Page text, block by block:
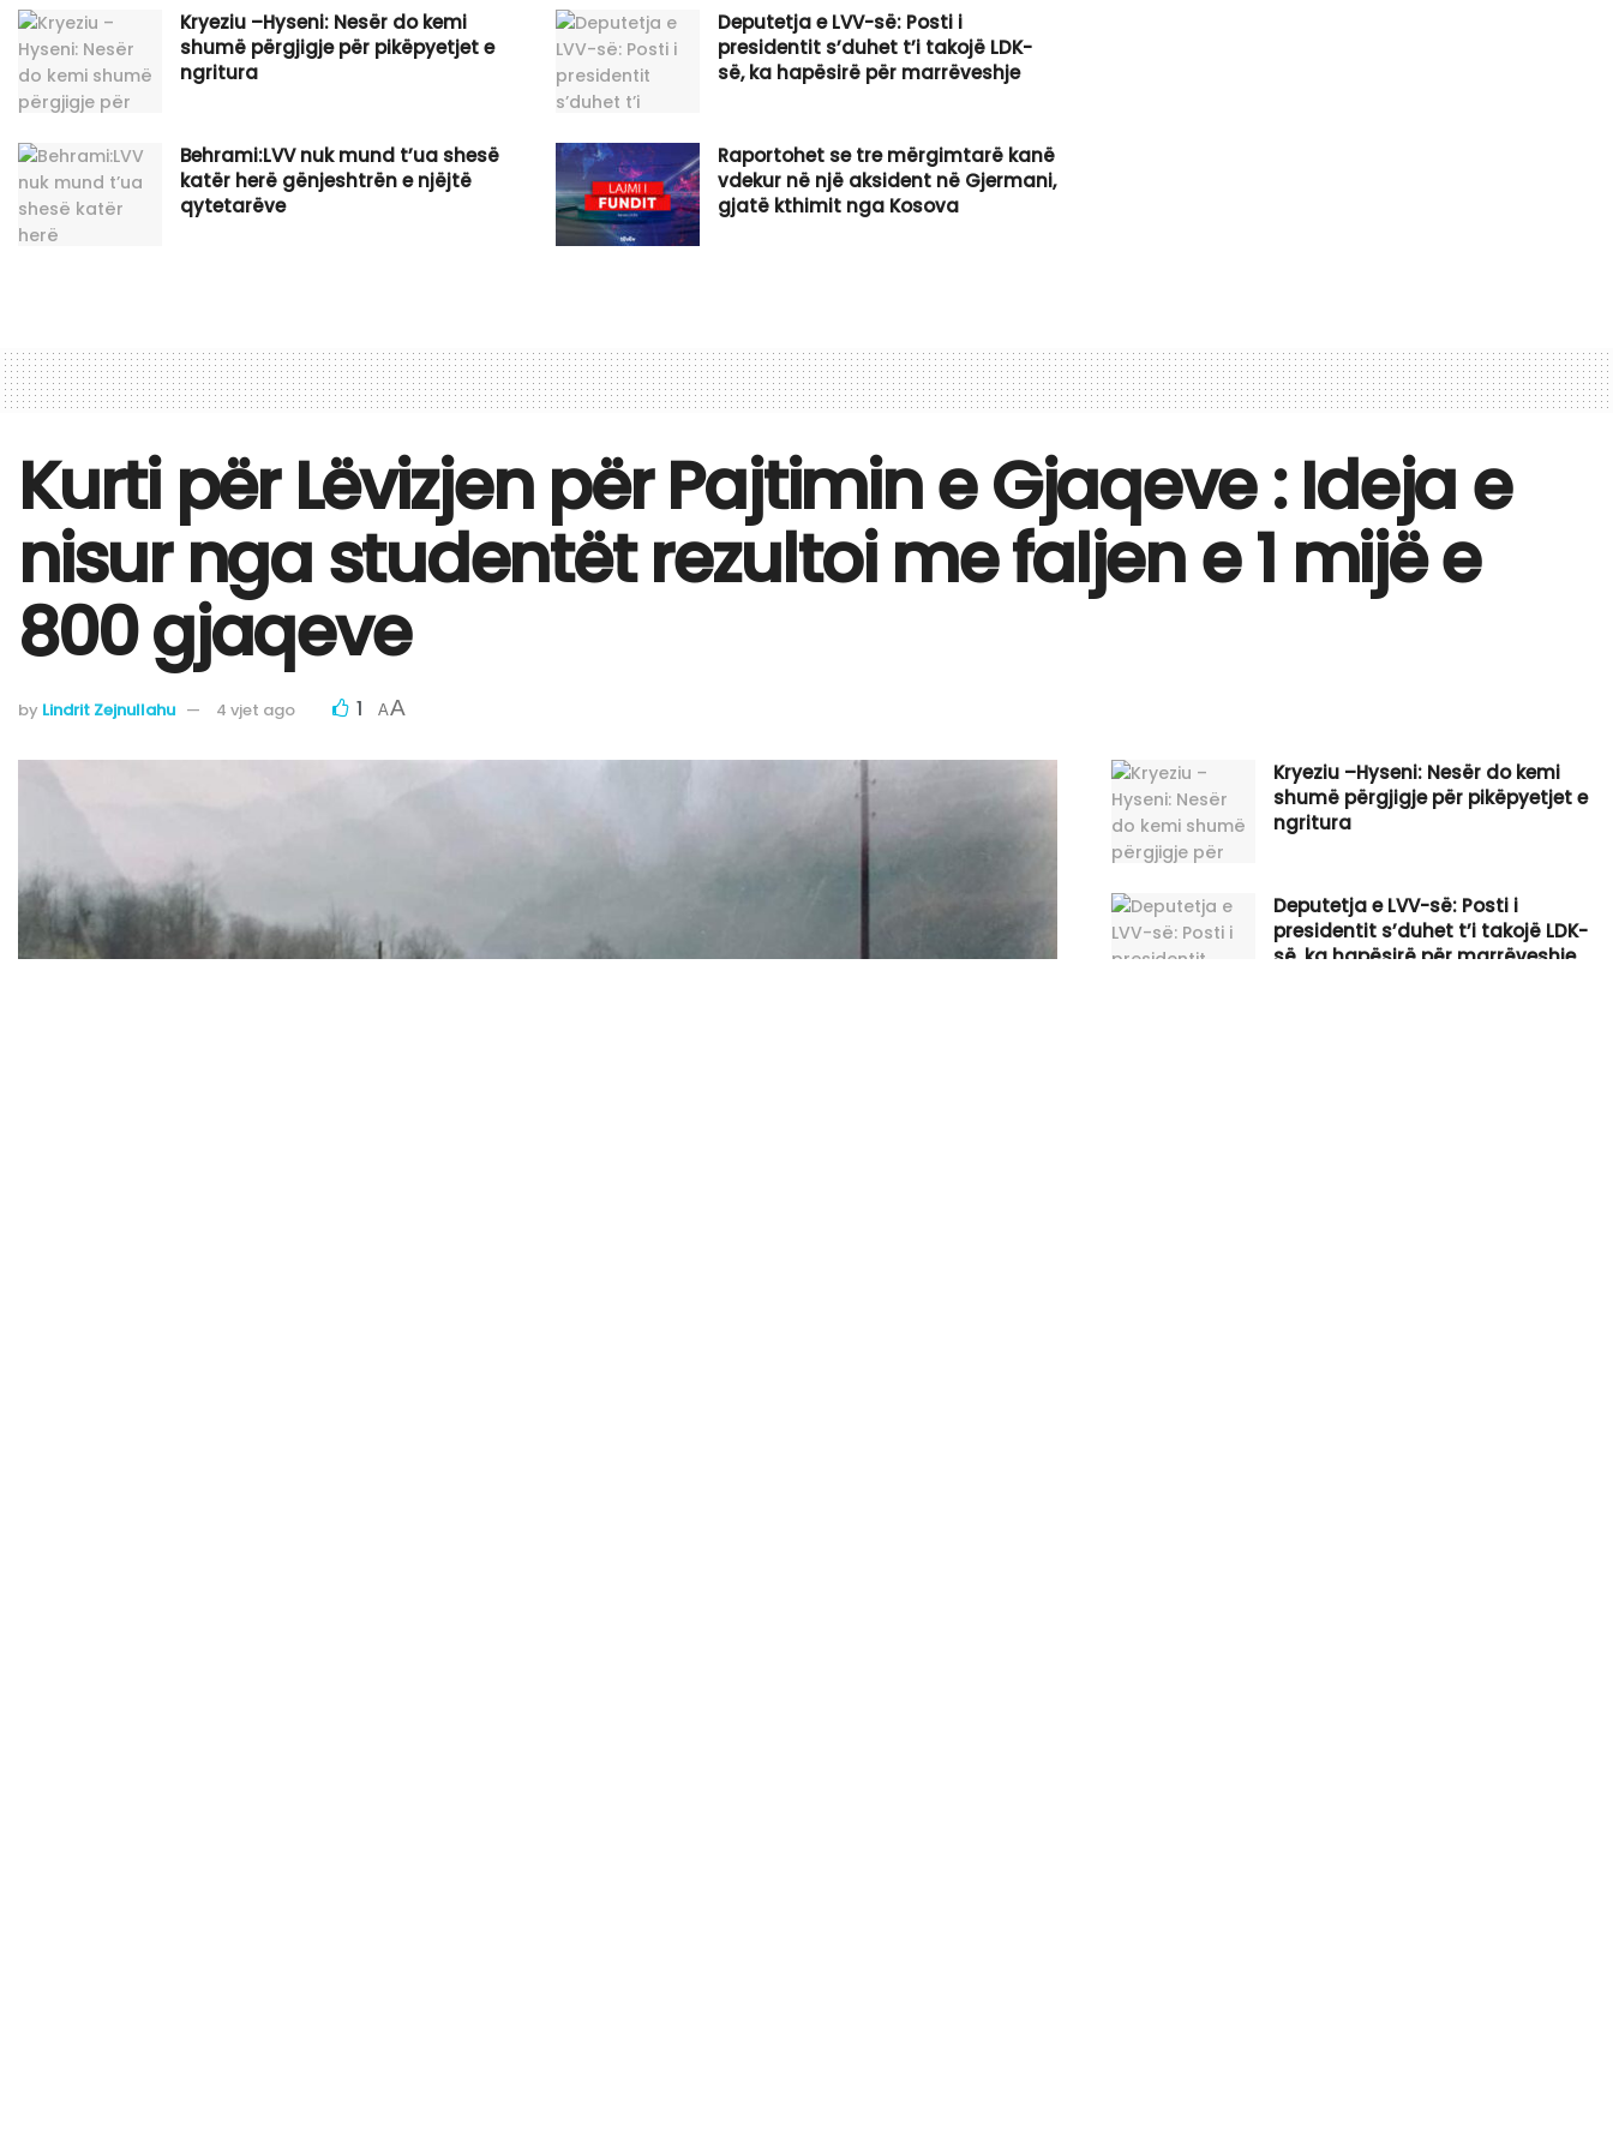
Kryeziu –Hyseni: Nesër do kemi
shumë përgjigje për pikëpyetjet e
ngritura
Deputetja e LVV-së: Posti i
presidentit s’duhet t’i takojë LDK-
së, ka hapësirë për marrëveshje
Behrami:LVV nuk mund t’ua shesë
katër herë gënjeshtrën e njëjtë
qytetarëve
Raportohet se tre mërgimtarë kanë
vdekur në një aksident në Gjermani,
gjatë kthimit nga Kosova
Kurti për Lëvizjen për Pajtimin e Gjaqeve : Ideja e
nisur nga studentët rezultoi me faljen e 1 mijë e
800 gjaqeve
by Lindrit Zejnullahu 4 vjet ago 1 AA
Kryeziu –Hyseni: Nesër do kemi
shumë përgjigje për pikëpyetjet e
ngritura
Deputetja e LVV-së: Posti i
presidentit s’duhet t’i takojë LDK-
së, ka hapësirë për marrëveshje